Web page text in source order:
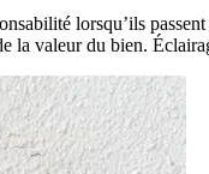
lorsqu’ils
la valeur du bien.